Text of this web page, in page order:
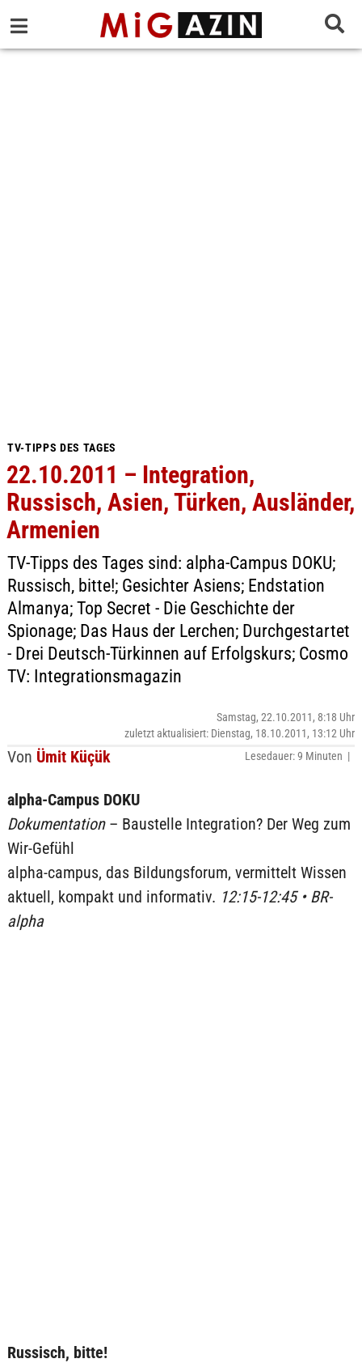
TV-TIPPS DES TAGES
22.10.2011 – Integration,
Russisch, Asien, Türken, Ausländer,
Armenien
TV-Tipps des Tages sind: alpha-Campus DOKU;
Russisch, bitte!; Gesichter Asiens; Endstation
Almanya; Top Secret - Die Geschichte der
Spionage; Das Haus der Lerchen; Durchgestartet
- Drei Deutsch-Türkinnen auf Erfolgskurs; Cosmo
TV: Integrationsmagazin
Von Ümit Küçük
Samstag, 22.10.2011, 8:18 Uhr
zuletzt aktualisiert: Dienstag, 18.10.2011, 13:12 Uhr
Lesedauer: 9 Minuten |
alpha-Campus DOKU
Dokumentation – Baustelle Integration? Der Weg zum
Wir-Gefühl
alpha-campus, das Bildungsforum, vermittelt Wissen
aktuell, kompakt und informativ. 12:15-12:45 • BR-
alpha
Russisch, bitte!